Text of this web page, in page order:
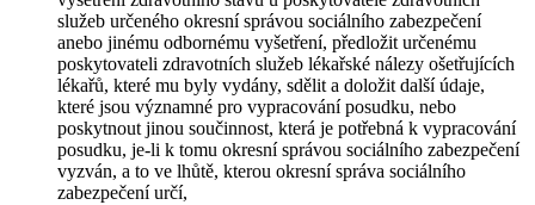
služeb určeného okresní správou sociálního zabezpečení
anebo jinému odbornému vyšetření, předložit určenému
poskytovateli zdravotních služeb lékařské nálezy ošetřujících
lékařů, které mu byly vydány, sdělit a doložit další údaje,
které jsou významné pro vypracování posudku, nebo
poskytnout jinou součinnost, která je potřebná k vypracování
posudku, je-li k tomu okresní správou sociálního zabezpečení
vyzván, a to ve lhůtě, kterou okresní správa sociálního
zabezpečení určí,